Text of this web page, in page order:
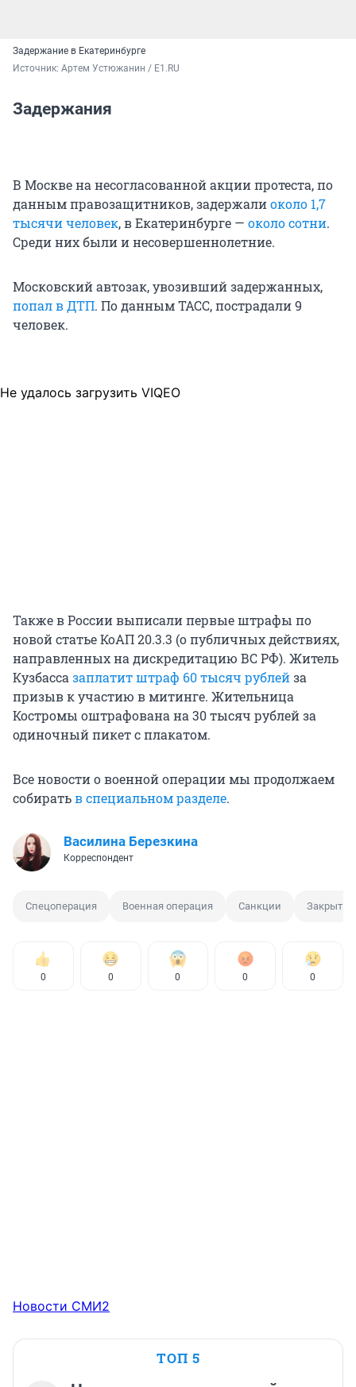
Задержание в Екатеринбурге
Источник: Артем Устюжанин / E1.RU
Задержания
В Москве на несогласованной акции протеста, по
данным правозащитников, задержалиоколо 1,7
тысячи человек, в Екатеринбурге — около сотни.
Среди них были и несовершеннолетние.
Московский автозак, увозивший задержанных,
попал в ДТП. По данным ТАСС, пострадали 9
человек.
Не удалось загрузить VIQEO
Также в России выписали первые штрафы по
новой статье КоАП 20.3.3 (о публичных действиях,
направленных на дискредитацию ВС РФ). Житель
Кузбассазаплатит штраф 60 тысяч рублейза
призыв к участию в митинге. Жительница
Костромы оштрафована на 30 тысяч рублей за
одиночный пикет с плакатом.
Все новости о военной операции мы продолжаем
собиратьв специальном разделе.
Василина Березкина
Корреспондент
Спецоперация Военная операция Санкции
0 0 0 0 0
Новости СМИ2
ТОП 5